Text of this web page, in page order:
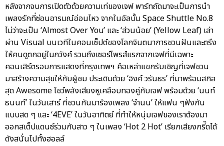
หลังจากจบการเปิดตัวด้วยความเท่ของเจฟ พาร์ทถัดมาจะเป็นการนำ
เพลงรักที่ซ่อนอารมณ์อ่อนไหว จากในอัลบั้ม Space Shuttle No.8
ไม่ว่าจะเป็น ‘Almost Over You’ และ ‘ส่วนน้อย’ (Yellow Leaf) เล่า
ผ่าน Visual บนเวทีในคอนเซ็ปต์ของโลกจินตนาการชวนฝันและตรึง
ให้คนดูตกอยู่ในภวังค์ รวมถึงเซอร์ไพรส์แรกจากเจฟที่มีเฉพาะ
คอนเสิร์ตรอบการแสดงที่กรุงเทพฯ คือเหล่าแขกรับเชิญที่เจฟชวน
มาสร้างความสุขให้กับผู้ชม ประเดิมด้วย ‘อิงค์ วรันธร’ ที่มาพร้อมสกิล
สุด Awesome โชว์พลังเสียงหูเคลือบทองคู่กับเจฟ พร้อมด้วย ‘นนท์
ธนนท์’ ในวันเสาร์ ที่ชวนกันมาร้องเพลง ‘จำนน’ ให้แฟน ๆฟังกัน
แบบสด ๆ และ ‘4EVE’ ในวันอาทิตย์ ที่ทำให้หนุ่มเจฟของเราต้องมา
ออกสเต็ปแดนซ์ร่วมกับสาว ๆ ในเพลง ‘Hot 2 Hot’ เรียกเสียงกรี๊ดได้
ดังสนั่นไปทั้งฮอลล์